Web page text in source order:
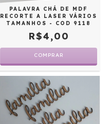
PALAVRA CHÁ DE MDF
RECORTE A LASER VÁRIOS
TAMANHOS - COD 9118
R$4,00
COMPRAR